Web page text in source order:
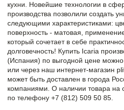
кухни. Новейшие технологии в
производства позволили создать
следующими характеристиками:
поверхность - матовая,
который сочетает в себе
долговечность! Купить Icaria
(Испания) по выгодной цене
или через наш интернет-магазин
может быть доставлен в города
компаниями. О наличии товара на
по телефону +7 (812) 509 50 85.